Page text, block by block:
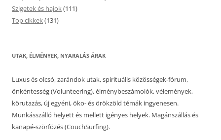
Szigetek és hajok(111)
Top cikkek(131)
UTAK, ÉLMÉNYEK, NYARALÁS ÁRAK
Luxus és olcsó, zarándok utak, spirituális közösségek-fórum,
önkéntesség (Volunteering), élménybeszámolók, vélemények,
körutazás, új egyéni, öko- és örökzöld témák ingyenesen.
Munkásszálló helyett és mellett igényes helyek. Magánszállás és
kanapé-szörfözés (CouchSurfing).